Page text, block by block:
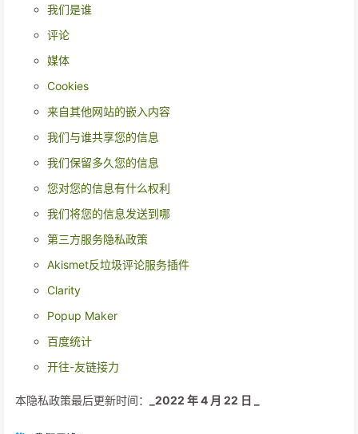
我们是谁
评论
媒体
Cookies
来自其他网站的嵌入内容
我们与谁共享您的信息
我们保留多久您的信息
您对您的信息有什么权利
我们将您的信息发送到哪
第三方服务隐私政策
Akismet反垃圾评论服务插件
Clarity
Popup Maker
百度统计
开往-友链接力
本隐私政策最后更新时间： _2022 年 4 月 22 日 _